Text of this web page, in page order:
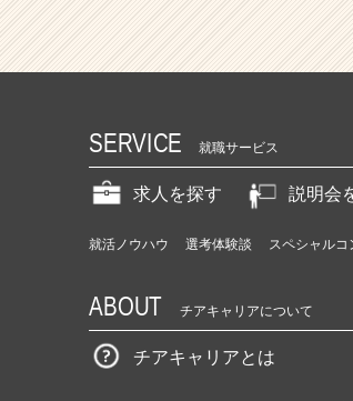
SERVICE 就職サービス
求人を探す 説明会
就活ノウハウ 選考体験談 スペシャルコ
ABOUT チアキャリアについて
チアキャリアとは